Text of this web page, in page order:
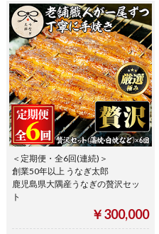
＜定期便・全6回(連続)＞
創業50年以上 うなぎ太郎
鹿児島県大隅産うなぎの贅沢セッ
ト
￥300,000